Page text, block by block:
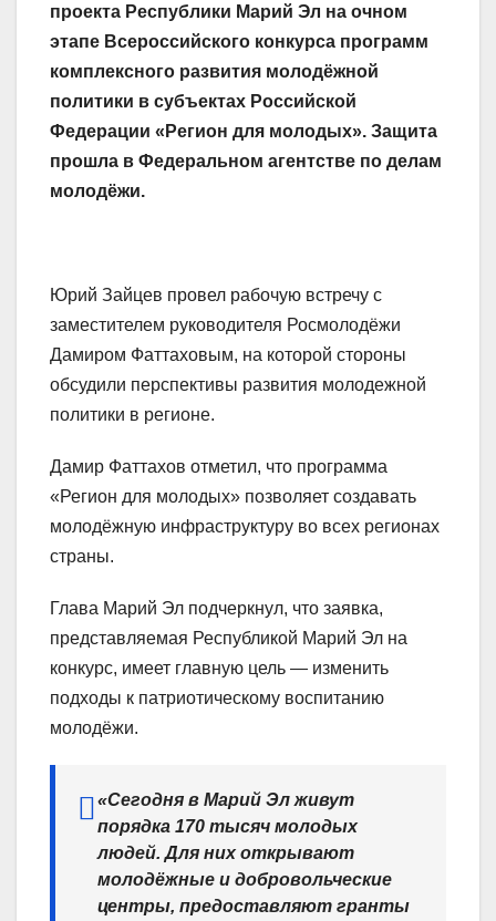
проекта Республики Марий Эл на очном
этапе Всероссийского конкурса программ
комплексного развития молодёжной
политики в субъектах Российской
Федерации «Регион для молодых». Защита
прошла в Федеральном агентстве по делам
молодёжи.
Юрий Зайцев провел рабочую встречу с
заместителем руководителя Росмолодёжи
Дамиром Фаттаховым, на которой стороны
обсудили перспективы развития молодежной
политики в регионе.
Дамир Фаттахов отметил, что программа
«Регион для молодых» позволяет создавать
молодёжную инфраструктуру во всех регионах
страны.
Глава Марий Эл подчеркнул, что заявка,
представляемая Республикой Марий Эл на
конкурс, имеет главную цель — изменить
подходы к патриотическому воспитанию
молодёжи.
«Сегодня в Марий Эл живут
порядка 170 тысяч молодых
людей. Для них открывают
молодёжные и добровольческие
центры, предоставляют гранты